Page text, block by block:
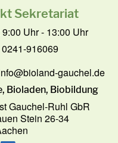
Sekretariat
9:00 Uhr - 13:00 Uhr
916069
gauchel.de
Bioladen, Biobildung
Gauchel-Ruhl GbR
Stein 26-34